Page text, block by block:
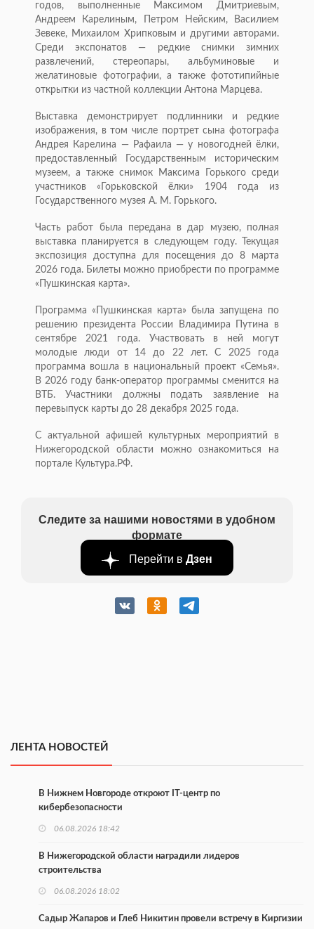
годов, выполненные Максимом Дмитриевым,
Андреем Карелиным, Петром Нейским, Василием
Зевеке, Михаилом Хрипковым и другими авторами.
Среди экспонатов — редкие снимки зимних
развлечений, стереопары, альбуминовые и
желатиновые фотографии, а также фототипийные
открытки из частной коллекции Антона Марцева.
Выставка демонстрирует подлинники и редкие
изображения, в том числе портрет сына фотографа
Андрея Карелина — Рафаила — у новогодней ёлки,
предоставленный Государственным историческим
музеем, а также снимок Максима Горького среди
участников «Горьковской ёлки» 1904 года из
Государственного музея А. М. Горького.
Часть работ была передана в дар музею, полная
выставка планируется в следующем году. Текущая
экспозиция доступна для посещения до 8 марта
2026 года. Билеты можно приобрести по программе
«Пушкинская карта».
Программа «Пушкинская карта» была запущена по
решению президента России Владимира Путина в
сентябре 2021 года. Участвовать в ней могут
молодые люди от 14 до 22 лет. С 2025 года
программа вошла в национальный проект «Семья».
В 2026 году банк-оператор программы сменится на
ВТБ. Участники должны подать заявление на
перевыпуск карты до 28 декабря 2025 года.
С актуальной афишей культурных мероприятий в
Нижегородской области можно ознакомиться на
портале Культура.РФ.
Следите за нашими новостями в удобном
формате
Перейти в Дзен
ЛЕНТА НОВОСТЕЙ
В Нижнем Новгороде откроют IT-центр по
кибербезопасности
06.08.2026 18:42
В Нижегородской области наградили лидеров
строительства
06.08.2026 18:02
Садыр Жапаров и Глеб Никитин провели встречу в Киргизии